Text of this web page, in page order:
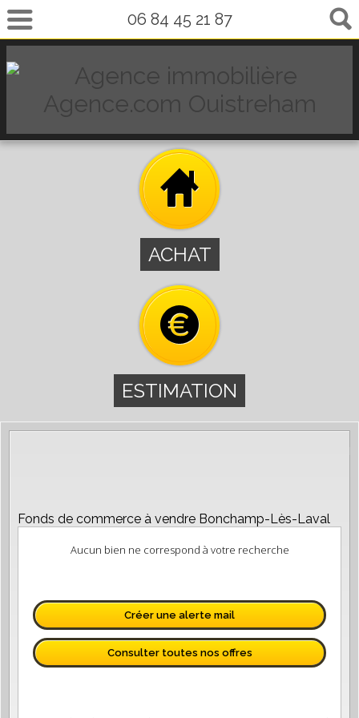
06 84 45 21 87
ACHAT
ESTIMATION
Fonds de commerce à vendre Bonchamp-Lès-Laval
Aucun bien ne correspond à votre recherche
Créer une alerte mail
Consulter toutes nos offres